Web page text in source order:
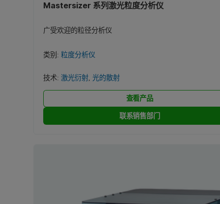
气体置换比重法(1)
汞压入孔隙率测定法
激光衍射(3)
激光诱导击穿光谱技术 (LIBS)(1)
(1)
纳米颗粒跟踪分析 (NTA)
Mastersizer 系列激光粒度分析仪
广受欢迎的粒径分析仪
类别:粒度分析仪
技术:激光衍射,光的散射
查看产品
联系销售部门